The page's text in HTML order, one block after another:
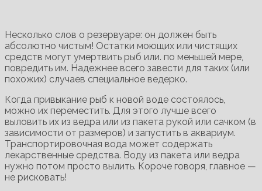
Несколько слов о резервуаре: он должен быть
абсолютно чистым! Остатки моющих или чистящих
средств могут умертвить рыб или. по меньшей мере,
повредить им. Надежнее всего завести для таких (или
похожих) случаев специальное ведерко.
Когда привыкание рыб к новой воде состоялось,
можно их переместить. Для этого лучше всего
выловить их из ведра или из пакета рукой или сачком (в
зависимости от размеров) и запустить в аквариум.
Транспортировочная вода может содержать
лекарственные средства. Воду из пакета или ведра
нужно потом просто вылить. Короче говоря, главное —
не рисковать!